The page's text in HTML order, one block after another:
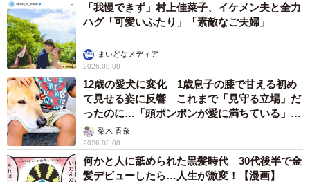
「我慢できず」村上佳菜子、イケメン夫と全力
ハグ「可愛いふたり」「素敵なご夫婦」
まいどなメディア
2026.08.08
12歳の愛犬に変化 1歳息子の膝で甘える初め
て見せる姿に反響 これまで「見守る立場」だ
ったのに…「頭ポンポンが愛に満ちている」
「尊…」
梨木 香奈
2026.08.08
何かと人に舐められた黒髪時代 30代後半で金
髪デビューしたら…人生が激変！【漫画】